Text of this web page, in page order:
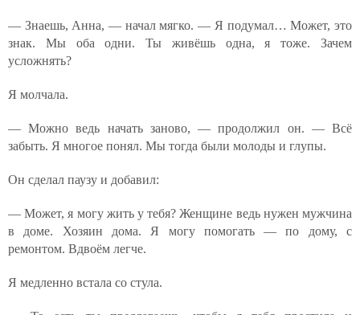
— Знаешь, Анна, — начал мягко. — Я подумал… Может, это
знак. Мы оба одни. Ты живёшь одна, я тоже. Зачем
усложнять?
Я молчала.
— Можно ведь начать заново, — продолжил он. — Всё
забыть. Я многое понял. Мы тогда были молоды и глупы.
Он сделал паузу и добавил:
— Может, я могу жить у тебя? Женщине ведь нужен мужчина
в доме. Хозяин дома. Я могу помогать — по дому, с
ремонтом. Вдвоём легче.
Я медленно встала со стула.